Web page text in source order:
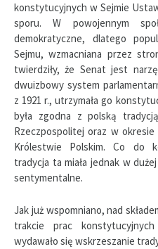
konstytucyjnych w Sejmie
sporu. W powojennym
demokratyczne, dlatego
Sejmu, wzmacniana przez
twierdziły, że Senat jest
dwuizbowy system
z 1921 r., utrzymała go
była zgodna z polską
Rzeczpospolitej oraz w
Królestwie Polskim. Co do
tradycja ta miała jednak w
sentymentalne.
Jak już wspomniano, nad
trakcie prac
wydawało się wskrzeszanie